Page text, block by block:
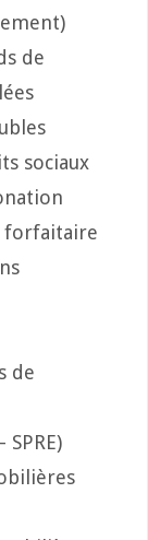
de
sociaux
forfaitaire
de